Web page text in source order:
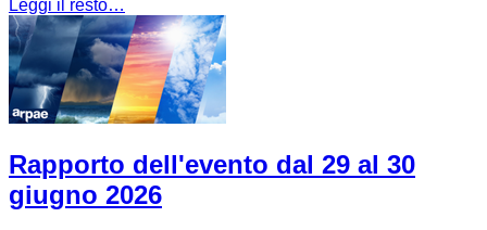
Leggi il resto…
Rapporto dell'evento dal 29 al 30
giugno 2026